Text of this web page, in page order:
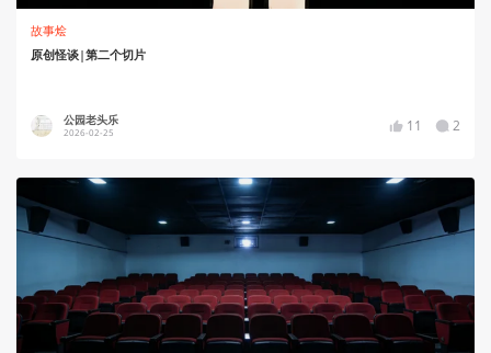
故事烩
原创怪谈|第二个切片
公园老头乐
2026-02-25 11 2